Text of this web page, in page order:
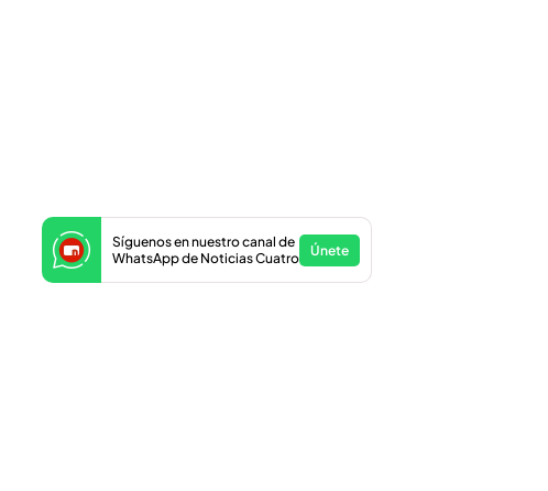
Síguenos en nuestro canal de
WhatsApp de Noticias Cuatro
Únete